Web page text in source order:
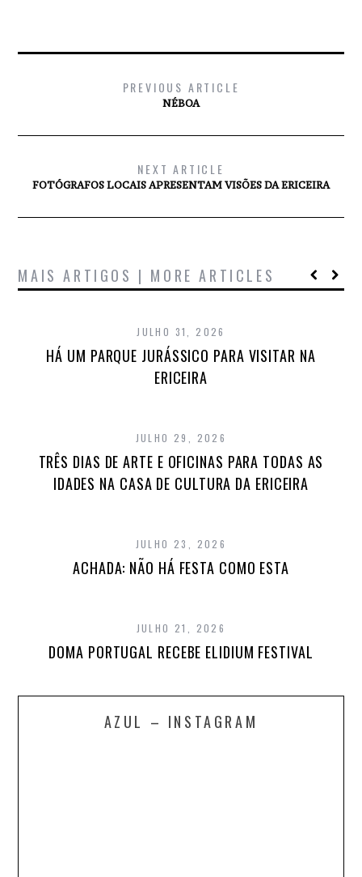
PREVIOUS ARTICLE
NÉBOA
NEXT ARTICLE
FOTÓGRAFOS LOCAIS APRESENTAM VISÕES DA ERICEIRA
MAIS ARTIGOS | MORE ARTICLES
JULHO 31, 2026
HÁ UM PARQUE JURÁSSICO PARA VISITAR NA
ERICEIRA
JULHO 29, 2026
TRÊS DIAS DE ARTE E OFICINAS PARA TODAS AS
IDADES NA CASA DE CULTURA DA ERICEIRA
JULHO 23, 2026
ACHADA: NÃO HÁ FESTA COMO ESTA
JULHO 21, 2026
DOMA PORTUGAL RECEBE ELIDIUM FESTIVAL
AZUL – INSTAGRAM